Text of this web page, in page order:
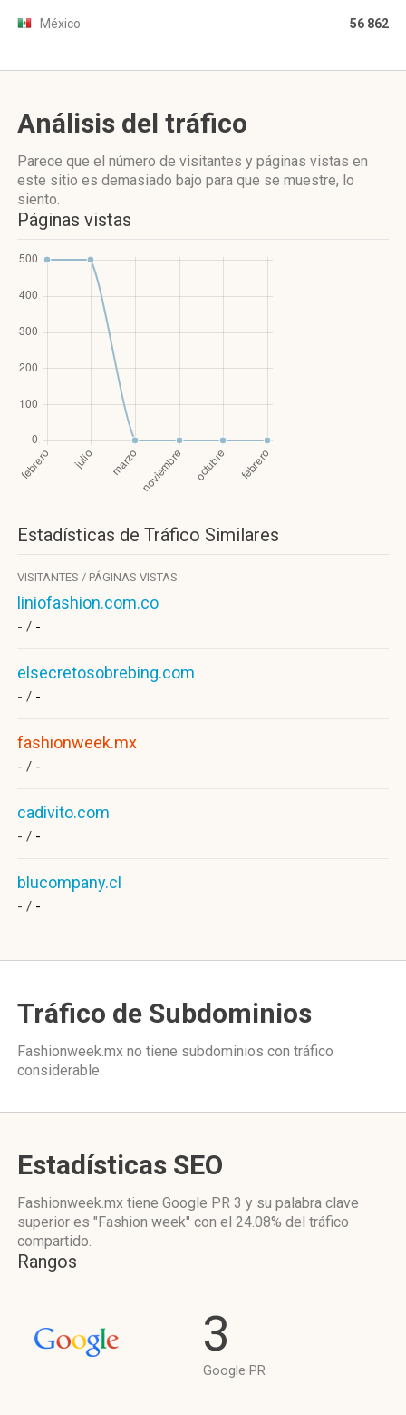
México 56 862
Análisis del tráfico
Parece que el número de visitantes y páginas vistas en
este sitio es demasiado bajo para que se muestre, lo
siento.
Páginas vistas
Estadísticas de Tráfico Similares
VISITANTES / PÁGINAS VISTAS
liniofashion.com.co
- / -
elsecretosobrebing.com
- / -
fashionweek.mx
- / -
cadivito.com
- / -
blucompany.cl
- / -
Tráfico de Subdominios
Fashionweek.mx no tiene subdominios con tráfico
considerable.
Estadísticas SEO
Fashionweek.mx tiene Google PR 3 y su palabra clave
superior es "Fashion week" con el 24.08% del tráfico
compartido.
Rangos
3
Google PR